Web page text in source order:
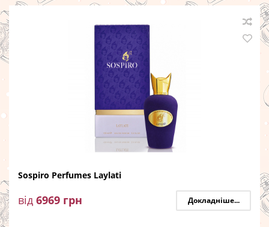
Sospiro Perfumes Laylati
від 6969 грн Докладніше...